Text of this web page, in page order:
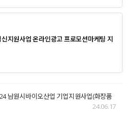
지원사업 온라인광고 프로모션마케팅 지
남원시바이오산업 기업지원사업(화장품
24.06.17